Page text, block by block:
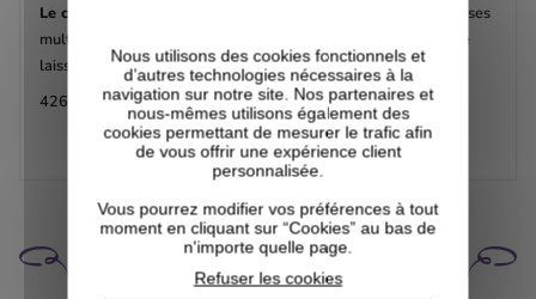
Le complexe d'huiles essentielles
de Shea Moisture apporte ses
multiples propriétés au cœur du cheveu pour le renforcer et le
laisser sain et brillant.
426 gr.
CELA POURRAIT VOUS
INTÉRESSER
Nous utilisons des cookies fonctionnels et
d’autres technologies nécessaires à la
navigation sur notre site. Nos partenaires et
nous-mêmes utilisons également des
cookies permettant de mesurer le trafic afin
de vous offrir une expérience client
personnalisée.
Vous pourrez modifier vos préférences à tout
moment en cliquant sur “Cookies” au bas de
n'importe quelle page.
Refuser les cookies